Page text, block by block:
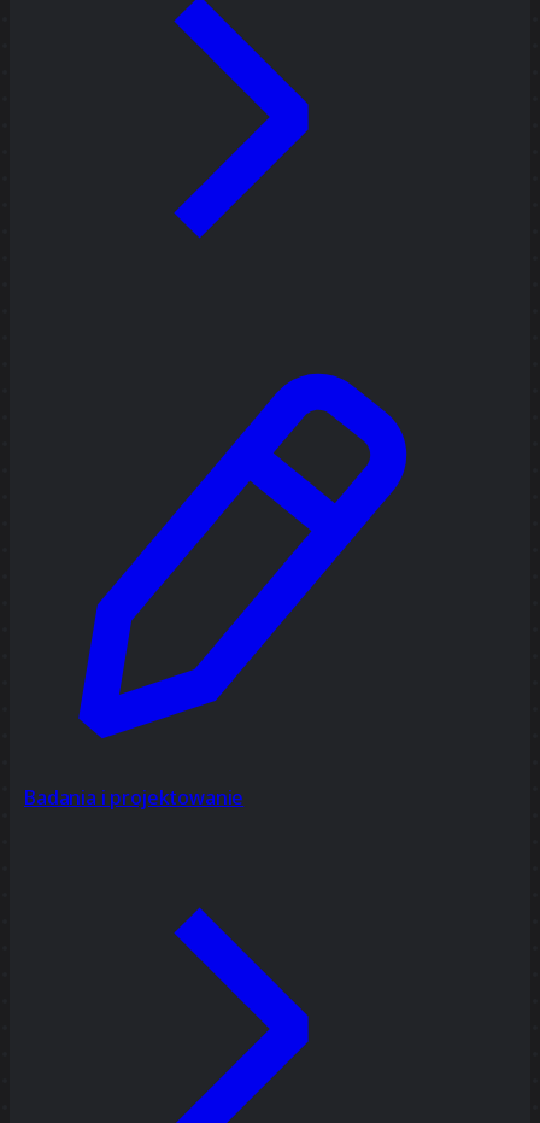
Badania i projektowanie